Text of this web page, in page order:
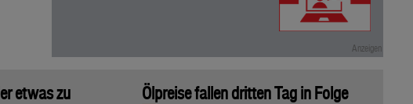
etwas zu Ölpreise fallen dritten Tag in Folge